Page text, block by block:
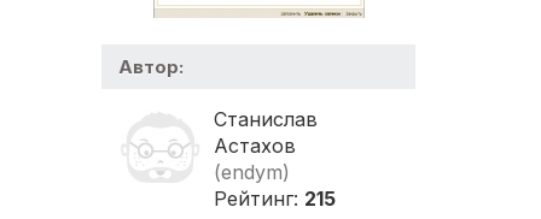
Автор:
Станислав
Астахов
(endym)
Рейтинг: 215